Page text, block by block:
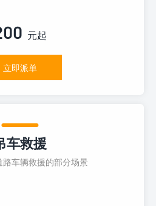
元起
立即派单
车救援
路车辆救援的部分场景